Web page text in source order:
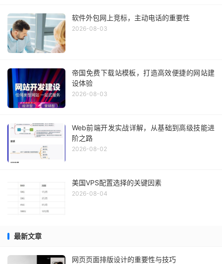
软件外包网上竞标，主动电话的重要性
2026-08-03
帝国免费下载站模板，打造高效便捷的网站建
设体验
2026-08-03
Web前端开发实战详解，从基础到高级技能进
阶之路
2026-08-02
美国VPS配置选择的关键因素
2026-08-04
最新文章
网页页面排版设计的重要性与技巧